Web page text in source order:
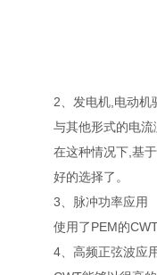
2、发电机,电动机
与其他形式的电
在这种情况下,基
好的选择了。
3、脉冲功率应用
使用了PEM的
4、高频正弦波应